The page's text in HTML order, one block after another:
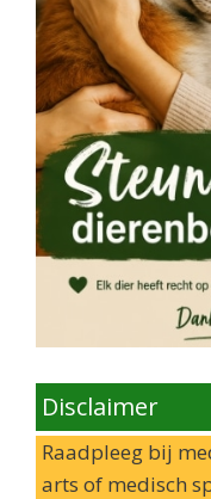
Disclaimer
Raadpleeg bij
arts of medisch